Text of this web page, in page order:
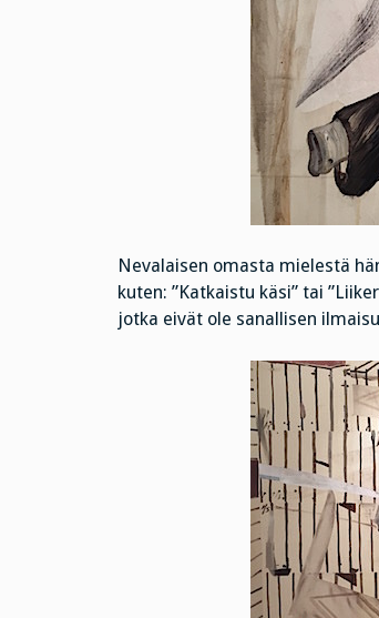
Nevalaisen omasta mielestä
kuten: ”Katkaistu käsi” tai
jotka eivät ole sanallisen